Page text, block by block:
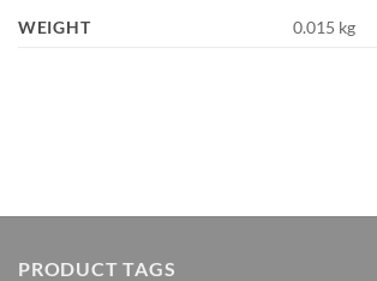
WEIGHT 0.015 kg
PRODUCT TAGS